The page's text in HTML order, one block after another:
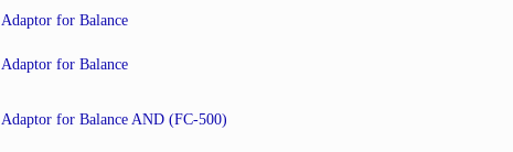
Adaptor for Balance
Adaptor for Balance
Adaptor for Balance AND (FC-500)